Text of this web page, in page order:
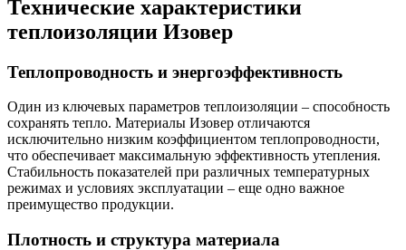
Технические характеристики
теплоизоляции Изовер
Теплопроводность и энергоэффективность
Один из ключевых параметров теплоизоляции – способность
сохранять тепло. Материалы Изовер отличаются
исключительно низким коэффициентом теплопроводности,
что обеспечивает максимальную эффективность утепления.
Стабильность показателей при различных температурных
режимах и условиях эксплуатации – еще одно важное
преимущество продукции.
Плотность и структура материала